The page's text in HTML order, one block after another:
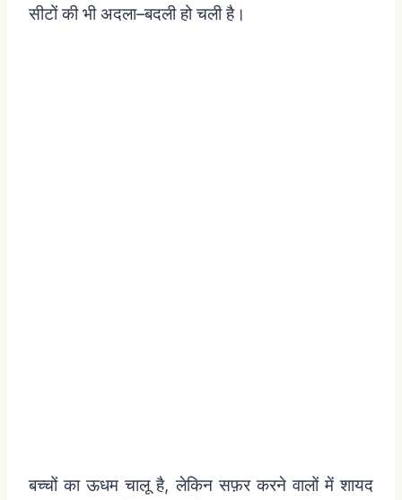
सीटों की भी अदला–बदली हो चली है।
बच्चों का ऊधम चालू है,लेकिन सफ़र करने वालों में शायद